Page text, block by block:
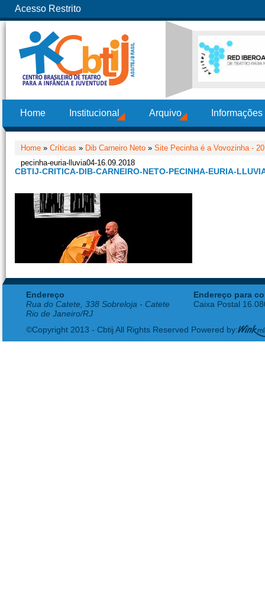
Acesso Restrito
Home Institucional Arquivo
Home » Críticas » Dib Carneiro Neto » Site Pecinha é a Vovozinha -
pecinha-euria-lluvia04-16.09.2018
CBTIJ-CRITICA-DIB-CARNEIRO-NETO-PECINHA-EURIA-
Endereço
Rua do Catete, 338 Sobreloja - Catete
Rio de Janeiro/RJ
Endereço para
Caixa Postal
©Copyright 2013 - Cbtij All Rights Reserved Powered by: